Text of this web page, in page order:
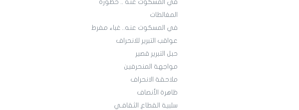
في المسكوت عنه .. خطورة
المغالطات
في المسكوت عنه.. غباء مفرط
عواقب التبرير للانحراف
حبل التبرير قصير
مواجهة المنحرفين
ملاحقة الانحراف
ظاهرة الأنصاف
سلبية القطاع الثقافـي